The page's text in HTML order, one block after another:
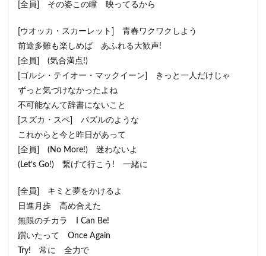
[全員] その姿この瞳 映ってるから
[ウオッカ・スカーレット] 青春ワクワクしよう
前途多難も楽しめば あふれる大歓声!
[全員] (気合満点!)
[ゴルシ・テイオー・マックイーン] きっと一人だけじゃ
ずっと気づけなかったよね
不可能なんて辞書にないこと
[スズカ・スペ] パズルのような
これからと今と昨日があって
[全員] (No More!) 迷わないよ
(Let’s Go!) 繋げて行こう! 一緒に
[全員] キミと夢をかけるよ
日進月歩 高め合えた
無限のチカラ I Can Be!
躓いたって Once Again
Try! 常に 全力で